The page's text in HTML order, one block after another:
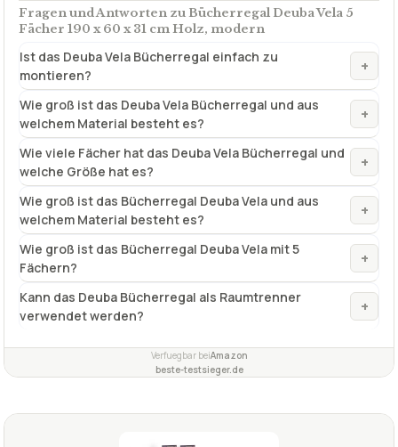
Fragen und Antworten zu Bücherregal Deuba Vela 5
Fächer 190 x 60 x 31 cm Holz, modern
Ist das Deuba Vela Bücherregal einfach zu
montieren?
+
Wie groß ist das Deuba Vela Bücherregal und aus
welchem Material besteht es?
+
Wie viele Fächer hat das Deuba Vela Bücherregal und
welche Größe hat es?
+
Wie groß ist das Bücherregal Deuba Vela und aus
welchem Material besteht es?
+
Wie groß ist das Bücherregal Deuba Vela mit 5
Fächern?
+
Kann das Deuba Bücherregal als Raumtrenner
verwendet werden?
+
Verfuegbar beiAmazon
beste-testsieger.de